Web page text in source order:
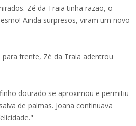
Zé da Traia tinha razão, o
Ainda surpresos, viram um novo
frente, Zé da Traia adentrou
dourado se aproximou e permitiu
de palmas. Joana continuava